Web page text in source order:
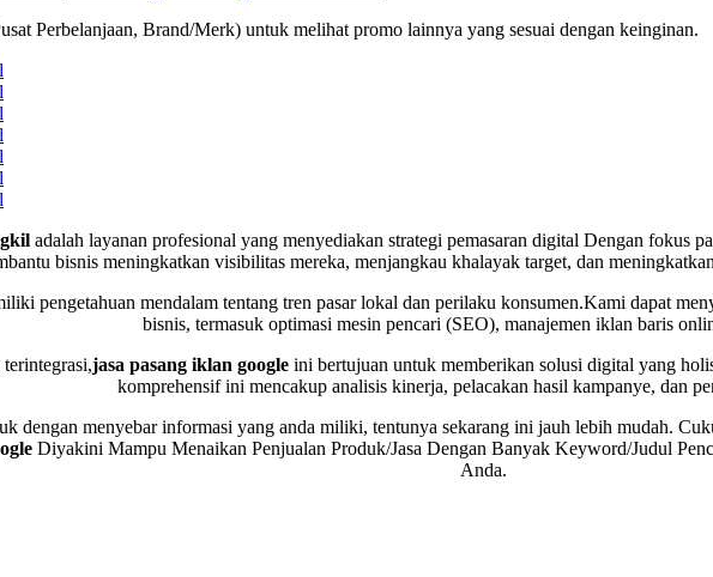
Perbelanjaan, Brand/Merk) untuk melihat promo lainnya yang sesuai dengan keinginan.
adalah layanan profesional yang menyediakan strategi pemasaran digital Dengan fokus
bisnis meningkatkan visibilitas mereka, menjangkau khalayak target, dan
pengetahuan mendalam tentang tren pasar lokal dan perilaku konsumen.Kami dapat
bisnis, termasuk optimasi mesin pencari (SEO), manajemen iklan baris
jasa pasang iklan google ini bertujuan untuk memberikan solusi digital yang
komprehensif ini mencakup analisis kinerja, pelacakan hasil kampanye, dan
dengan menyebar informasi yang anda miliki, tentunya sekarang ini jauh lebih mudah.
Diyakini Mampu Menaikan Penjualan Produk/Jasa Dengan Banyak Keyword/Judul
Anda.